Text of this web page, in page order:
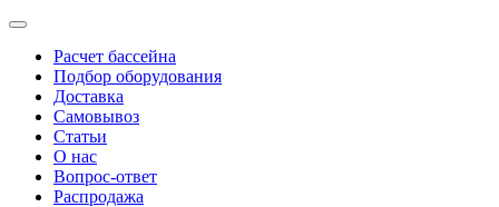
Расчет бассейна
Подбор оборудования
Доставка
Самовывоз
Статьи
О нас
Вопрос-ответ
Распродажа